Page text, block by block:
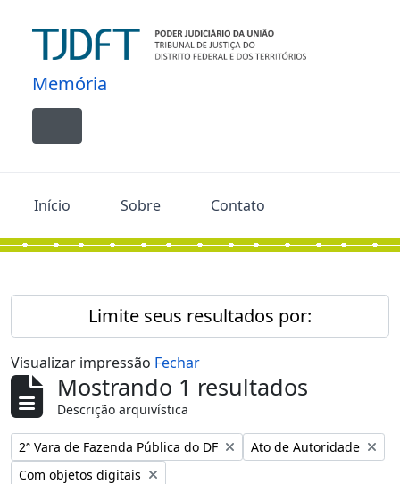
Memória
Toggle navigation
Início Sobre Contato
Limite seus resultados por:
Visualizar impressão Fechar
Mostrando 1 resultados
Descrição arquivística
Remover filtro:
2ª Vara de Fazenda Pública do DF Remover filtro:
Ato de Autoridade
Remover filtro:
Com objetos digitais